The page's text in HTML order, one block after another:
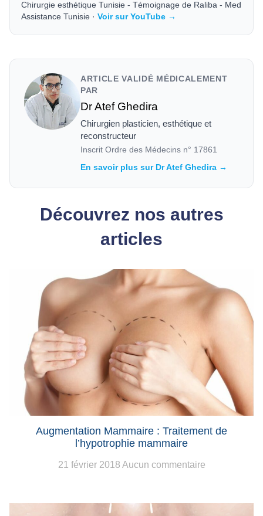
Chirurgie esthétique Tunisie - Témoignage de Raliba - Med
Assistance Tunisie ·Voir sur YouTube →
ARTICLE VALIDÉ MÉDICALEMENT
PAR
Dr Atef Ghedira
Chirurgien plasticien, esthétique et
reconstructeur
Inscrit Ordre des Médecins n° 17861
En savoir plus sur Dr Atef Ghedira →
Découvrez nos autres
articles
Augmentation Mammaire : Traitement de
l’hypotrophie mammaire
21 février 2018 Aucun commentaire